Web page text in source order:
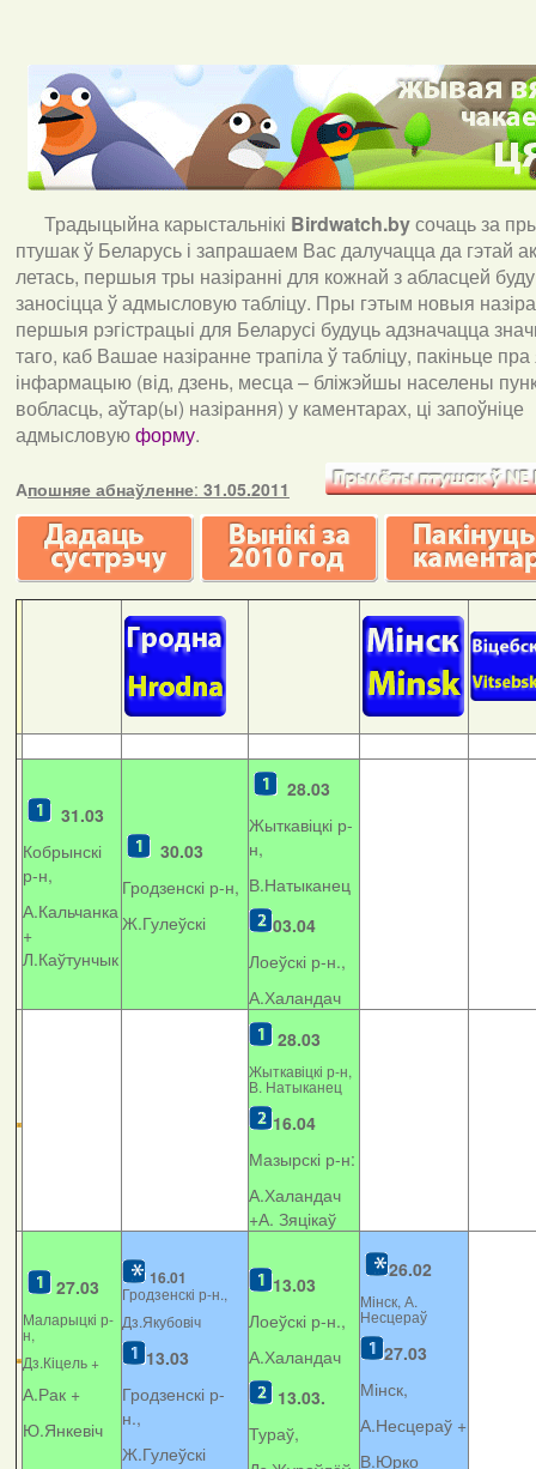
Традыцыйна карыстальнікі Birdwatch.byсочаць за
птушак ў Беларусь і запрашаем Вас далучацца да гэтай
летась, першыя тры назіранні для кожнай з абласцей
заносіцца ў адмысловую табліцу. Пры гэтым новыя
першыя рэгістрацыі для Беларусі будуць адзначацца
таго, каб Вашае назіранне трапіла ў табліцу, пакіньце пра
інфармацыю (від, дзень, месца – бліжэйшы населены
вобласць, аўтар(ы) назірання) у каментарах, ці запоўніце
адмысловуюформу.
Апошняе абнаўленне: 31.05.2011
31.03
Кобрынскі
р-н,
А.Кальчанка
+
Л.Каўтунчык
30.03
Гродзенскі р-н,
Ж.Гулеўскі
28.03
Жыткавіцкі р-
н,
В.Натыканец
03.04
Лоеўскі р-н.,
А.Халандач
28.03
Жыткавіцкі р-н,
В. Натыканец
16.04
Мазырскі р-н:
А.Халандач
+А. Зяцікаў
27.03
Маларыцкі р-
н,
Дз.Кіцель +
А.Рак +
Ю.Янкевіч
16.01
Гродзенскі р-н.,
Дз.Якубовіч
13.03
Гродзенскі р-
н.,
Ж.Гулеўскі
13.03
Лоеўскі р-н.,
А.Халандач
13.03.
Тураў,
26.02
Мінск, А.
Несцераў
27.03
Мінск,
А.Несцераў +
В.Юрко